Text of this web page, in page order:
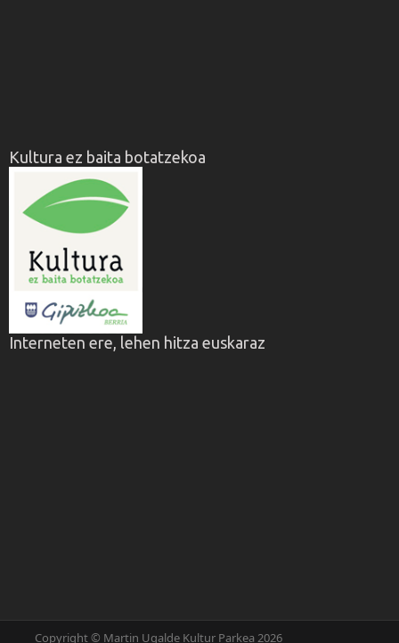
Kultura ez baita botatzekoa
Interneten ere, lehen hitza euskaraz
Copyright © Martin Ugalde Kultur Parkea 2026